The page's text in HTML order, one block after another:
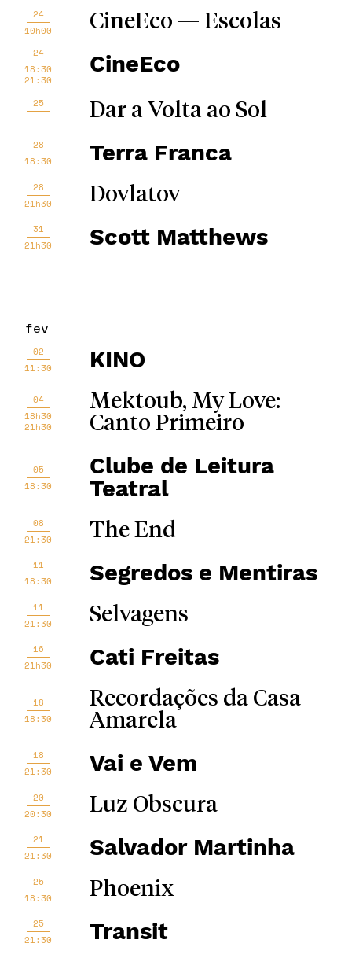
24
10h00
CineEco — Escolas
24
18:30
21:30
CineEco
25
-
Dar a Volta ao Sol
28
18:30
Terra Franca
28
21h30
Dovlatov
31
21h30
Scott Matthews
fev
02
11:30
KINO
04
18h30
21h30
Mektoub, My Love:
Canto Primeiro
05
18:30
Clube de Leitura
Teatral
08
21:30
The End
11
18:30
Segredos e Mentiras
11
21:30
Selvagens
16
21h30
Cati Freitas
18
18:30
Recordações da Casa
Amarela
18
21:30
Vai e Vem
20
20:30
Luz Obscura
21
21:30
Salvador Martinha
25
18:30
Phoenix
25
21:30
Transit